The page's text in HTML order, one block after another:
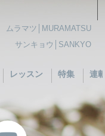
ムラマツ│MURAMATSU
サンキョウ│SANKYO
レッスン 特集 連